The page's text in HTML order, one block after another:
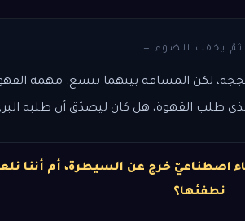
ثمّ يخفت الضوء —
لكن المسافة بينهما تتسع. مهمة
طلب القهوة، هل كان ليصدّق أن طلبه
اصطناعيّ خرج عن السيطرة، أم أننا
نطفئها؟